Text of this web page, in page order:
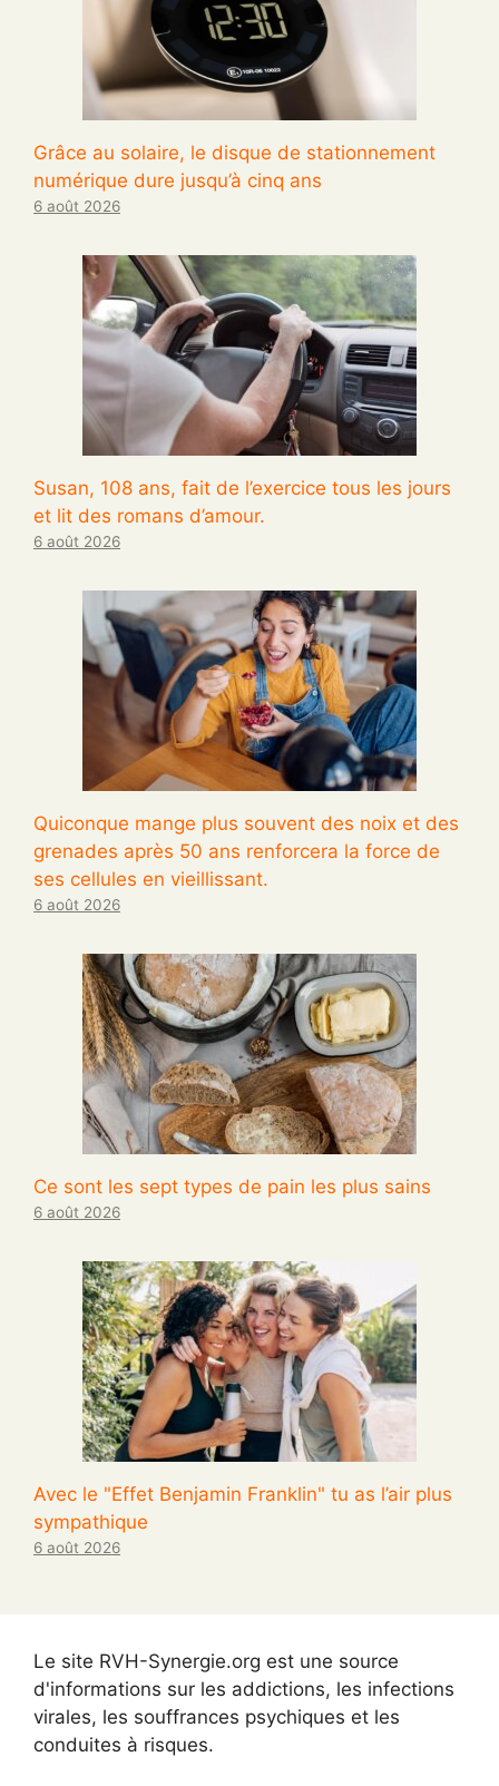
Grâce au solaire, le disque de stationnement
numérique dure jusqu’à cinq ans
6 août 2026
Susan, 108 ans, fait de l’exercice tous les jours
et lit des romans d’amour.
6 août 2026
Quiconque mange plus souvent des noix et des
grenades après 50 ans renforcera la force de
ses cellules en vieillissant.
6 août 2026
Ce sont les sept types de pain les plus sains
6 août 2026
Avec le "Effet Benjamin Franklin" tu as l’air plus
sympathique
6 août 2026
Le site RVH-Synergie.org est une source
d'informations sur les addictions, les infections
virales, les souffrances psychiques et les
conduites à risques.